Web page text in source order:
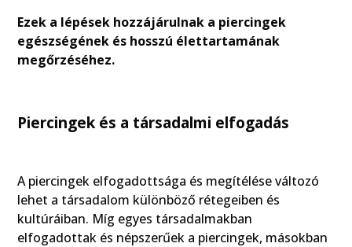
Ezek a lépések hozzájárulnak a piercingek
egészségének és hosszú élettartamának
megőrzéséhez.
Piercingek és a társadalmi elfogadás
A piercingek elfogadottsága és megítélése változó
lehet a társadalom különböző rétegeiben és
kultúráiban. Míg egyes társadalmakban
elfogadottak és népszerűek a piercingek, másokban